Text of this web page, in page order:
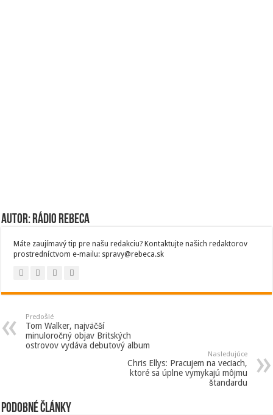
Autor: Rádio Rebeca
Máte zaujímavý tip pre našu redakciu? Kontaktujte našich redaktorov
prostredníctvom e-mailu: spravy@rebeca.sk
Predošlé
Tom Walker, najväčší
minuloročný objav Britských
ostrovov vydáva debutový album
Nasledujúce
Chris Ellys: Pracujem na veciach,
ktoré sa úplne vymykajú môjmu
štandardu
Podobné články